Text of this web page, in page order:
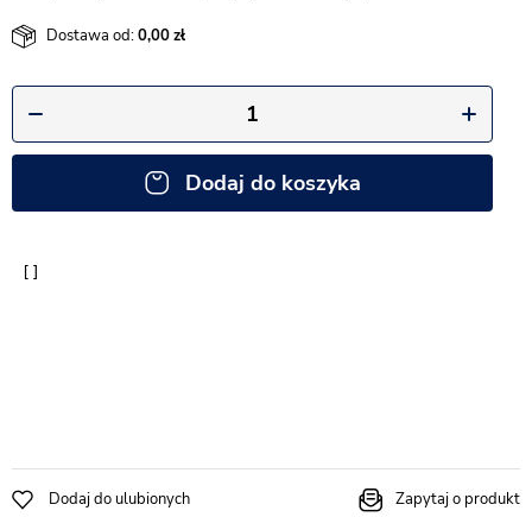
Dostawa od:0,00
Dodaj do koszyka
Dodaj do ulubionych Zapytaj o produkt